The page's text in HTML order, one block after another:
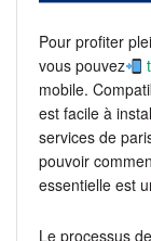
Pour profiter
vous pouvez
mobile.
est facile à
services de
pouvoir
essentielle est
Le processus